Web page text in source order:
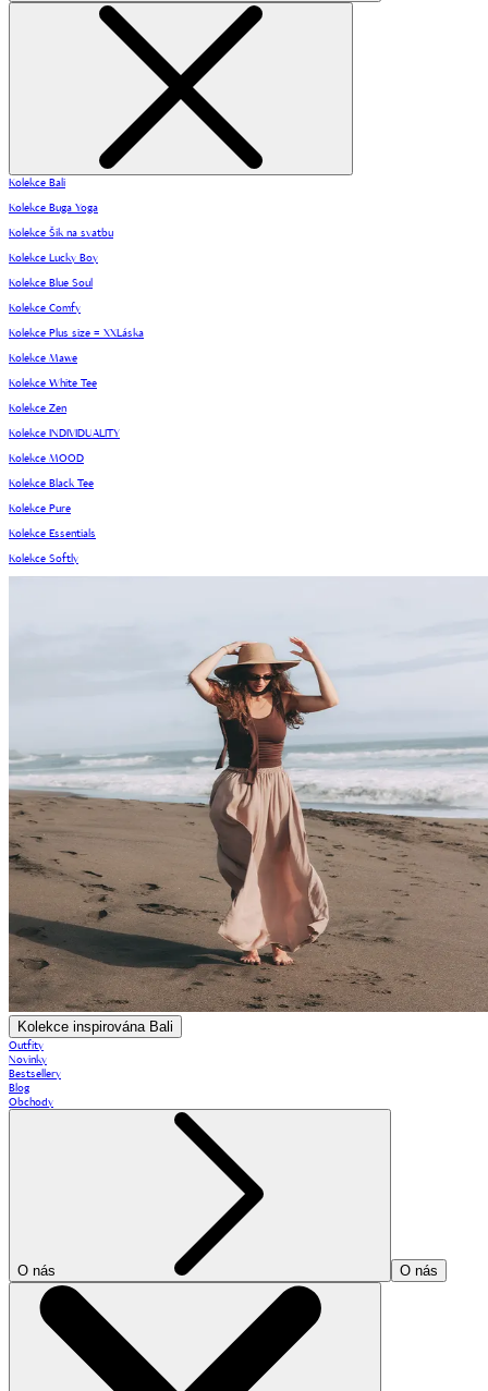
Kolekce Bali
Kolekce Buga Yoga
Kolekce Šik na svatbu
Kolekce Lucky Boy
Kolekce Blue Soul
Kolekce Comfy
Kolekce Plus size = XXLáska
Kolekce Mawe
Kolekce White Tee
Kolekce Zen
Kolekce INDIVIDUALITY
Kolekce MOOD
Kolekce Black Tee
Kolekce Pure
Kolekce Essentials
Kolekce Softly
Kolekce inspirována Bali
Outfity
Novinky
Bestsellery
Blog
Obchody
O nás O nás